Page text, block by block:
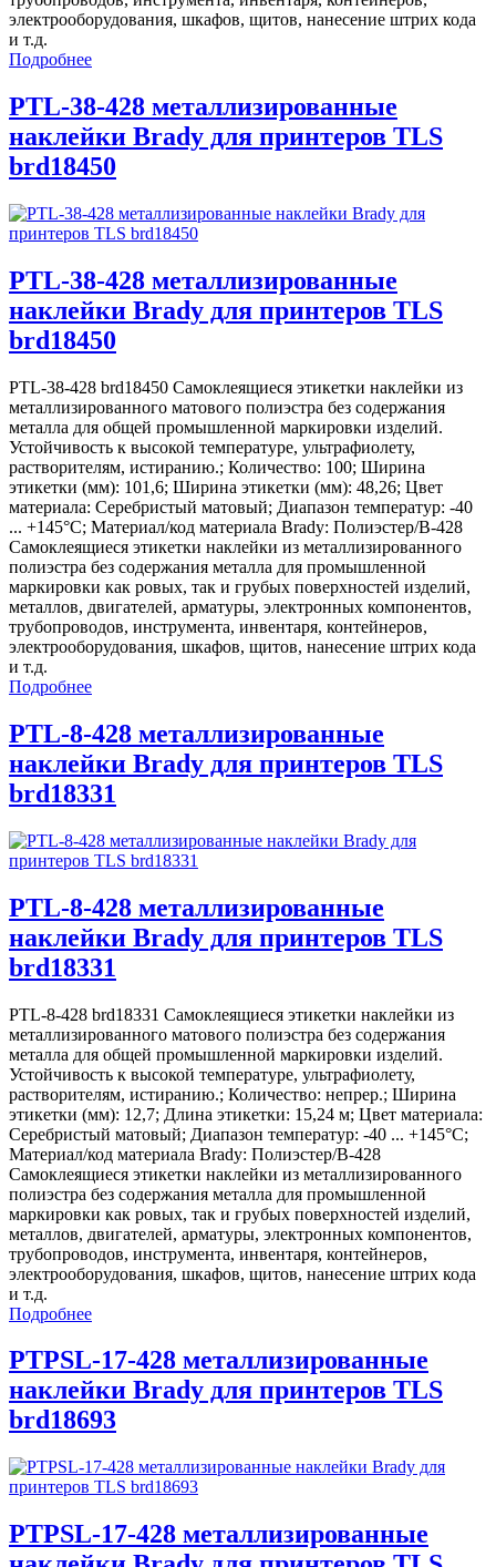
электрооборудования, шкафов, щитов, нанесение штрих кода
и т.д.
Подробнее
PTL-38-428 металлизированные
наклейки Brady для принтеров TLS
brd18450
PTL-38-428 металлизированные
наклейки Brady для принтеров TLS
brd18450
PTL-38-428 brd18450 Самоклеящиеся этикетки наклейки из
металлизированного матового полиэстра без содержания
металла для общей промышленной маркировки изделий.
Устойчивость к высокой температуре, ультрафиолету,
растворителям, истиранию.; Количество: 100; Ширина
этикетки (мм): 101,6; Ширина этикетки (мм): 48,26; Цвет
материала: Серебристый матовый; Диапазон температур: -40
... +145°С; Материал/код материала Brady: Полиэстер/В-428
Самоклеящиеся этикетки наклейки из металлизированного
полиэстра без содержания металла для промышленной
маркировки как ровых, так и грубых поверхностей изделий,
металлов, двигателей, арматуры, электронных компонентов,
трубопроводов, инструмента, инвентаря, контейнеров,
электрооборудования, шкафов, щитов, нанесение штрих кода
и т.д.
Подробнее
PTL-8-428 металлизированные
наклейки Brady для принтеров TLS
brd18331
PTL-8-428 металлизированные
наклейки Brady для принтеров TLS
brd18331
PTL-8-428 brd18331 Самоклеящиеся этикетки наклейки из
металлизированного матового полиэстра без содержания
металла для общей промышленной маркировки изделий.
Устойчивость к высокой температуре, ультрафиолету,
растворителям, истиранию.; Количество: непрер.; Ширина
этикетки (мм): 12,7; Длина этикетки: 15,24 м; Цвет материала:
Серебристый матовый; Диапазон температур: -40 ... +145°С;
Материал/код материала Brady: Полиэстер/В-428
Самоклеящиеся этикетки наклейки из металлизированного
полиэстра без содержания металла для промышленной
маркировки как ровых, так и грубых поверхностей изделий,
металлов, двигателей, арматуры, электронных компонентов,
трубопроводов, инструмента, инвентаря, контейнеров,
электрооборудования, шкафов, щитов, нанесение штрих кода
и т.д.
Подробнее
PTPSL-17-428 металлизированные
наклейки Brady для принтеров TLS
brd18693
PTPSL-17-428 металлизированные